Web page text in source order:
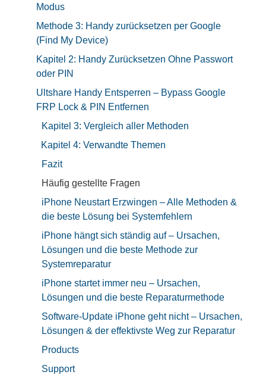
Modus
Methode 3: Handy zurücksetzen per Google
(Find My Device)
Kapitel 2: Handy Zurücksetzen Ohne Passwort
oder PIN
Ultshare Handy Entsperren – Bypass Google
FRP Lock & PIN Entfernen
Kapitel 3: Vergleich aller Methoden
Kapitel 4: Verwandte Themen
Fazit
Häufig gestellte Fragen
iPhone Neustart Erzwingen – Alle Methoden &
die beste Lösung bei Systemfehlern
iPhone hängt sich ständig auf – Ursachen,
Lösungen und die beste Methode zur
Systemreparatur
iPhone startet immer neu – Ursachen,
Lösungen und die beste Reparaturmethode
Software-Update iPhone geht nicht – Ursachen,
Lösungen & der effektivste Weg zur Reparatur
Products
Support